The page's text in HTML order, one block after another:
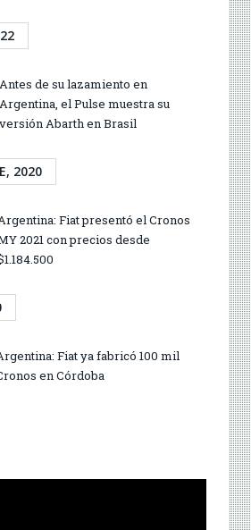
Antes de su lazamiento en
Argentina, el Pulse muestra su
versión Abarth en Brasil
2020
Fiat presentó el Cronos
2021 con precios desde
Fiat ya fabricó 100 mil
en Córdoba